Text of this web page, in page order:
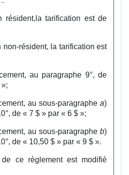
résident,la tarification est de
non‑résident, la tarification est
au paragraphe 9°, de
au sous‑paragraphe a)
de « 7 $ » par « 6 $ »;
au sous‑paragraphe b)
de « 10,50 $ » par « 9 $ ».
de ce règlement est modifié